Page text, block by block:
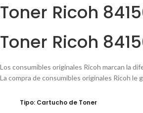
Toner Ricoh
Toner Ricoh
Los consumibles originales Ricoh marcan la
La compra de consumibles originales Ricoh
Tipo: Cartucho de Toner